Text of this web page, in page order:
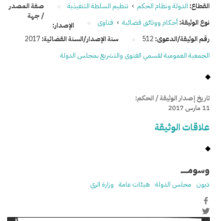
القطاع: الدولة ونظام الحكم › تنظيم السلطة التنفيذية
نوع الوثيقة:أحكام ووثائق قضائية › فتاوى
رقم الوثيقة/الدعوى: 512 سنة الإصدار/السنة القضائية:2017
صفة المصدر
/ جهة
الإصدار:
الجمعية العمومية لقسمي الفتوى والتشريع بمجلس الدولة
تاريخ إصدار الوثيقة / الحكم:
11 مارس 2017
علاقات الوثيقة
وسومـــــ
ديون مجلس الدولة هيئات عامة وزارة الري